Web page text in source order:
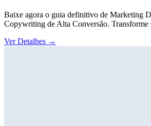
Baixe agora o guia definitivo de Marketing
Copywriting de Alta Conversão. Transforme
Ver Detalhes →